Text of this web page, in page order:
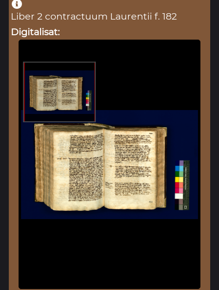
Liber 2 contractuum Laurentii f. 182
Digitalisat: